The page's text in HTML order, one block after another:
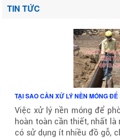
TIN TỨC
TẠI SAO CẦN XỬ LÝ NỀN MÓNG
Việc xử lý nền móng để
hoàn toàn cần thiết, nhất
có sử dụng ít nhiều đồ gỗ,